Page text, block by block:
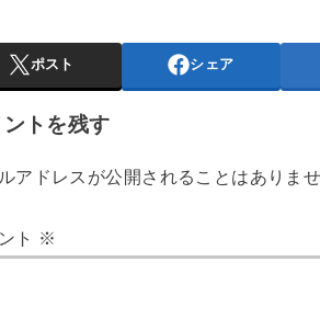
ポスト シェア
ントを残す
アドレスが公開されることはありませ
ト ※